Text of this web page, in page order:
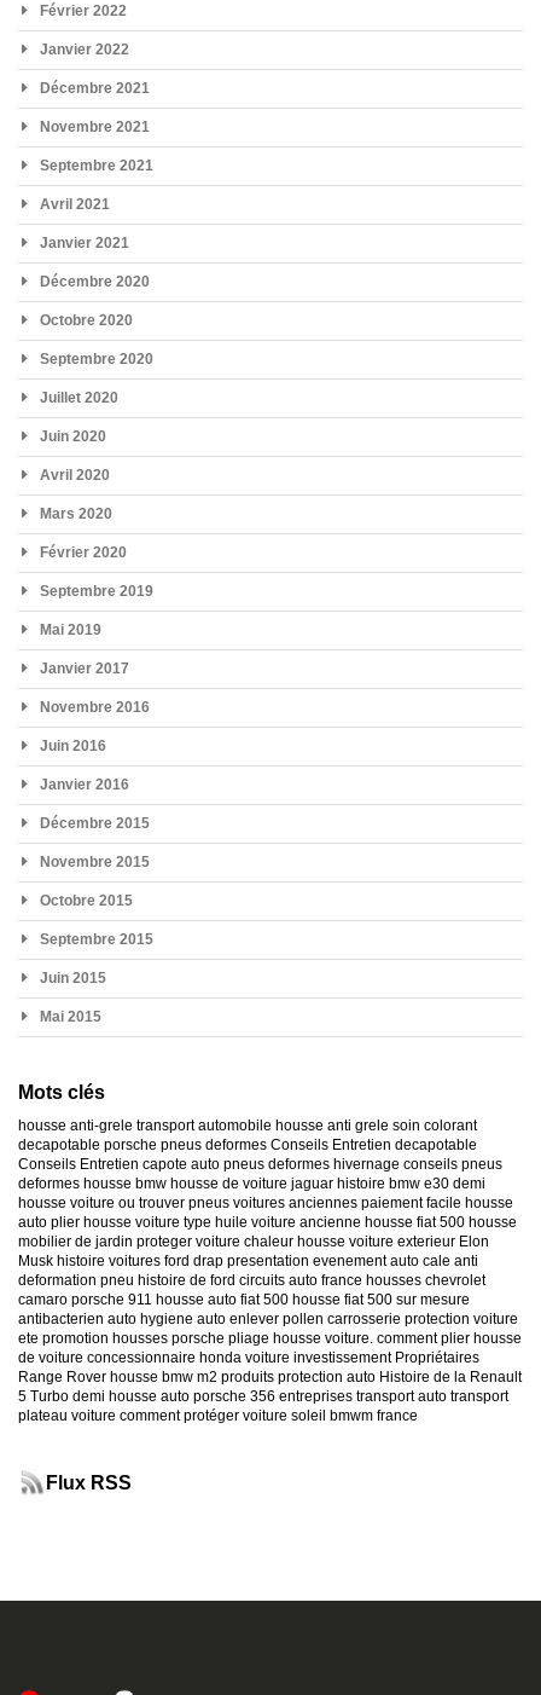
Février 2022
Janvier 2022
Décembre 2021
Novembre 2021
Septembre 2021
Avril 2021
Janvier 2021
Décembre 2020
Octobre 2020
Septembre 2020
Juillet 2020
Juin 2020
Avril 2020
Mars 2020
Février 2020
Septembre 2019
Mai 2019
Janvier 2017
Novembre 2016
Juin 2016
Janvier 2016
Décembre 2015
Novembre 2015
Octobre 2015
Septembre 2015
Juin 2015
Mai 2015
Mots clés
housse anti-grele transport automobile housse anti grele soin colorant
decapotable porsche pneus deformes Conseils Entretien decapotable
Conseils Entretien capote auto pneus deformes hivernage conseils pneus
deformes housse bmw housse de voiture jaguar histoire bmw e30 demi
housse voiture ou trouver pneus voitures anciennes paiement facile housse
auto plier housse voiture type huile voiture ancienne housse fiat 500 housse
mobilier de jardin proteger voiture chaleur housse voiture exterieur Elon
Musk histoire voitures ford drap presentation evenement auto cale anti
deformation pneu histoire de ford circuits auto france housses chevrolet
camaro porsche 911 housse auto fiat 500 housse fiat 500 sur mesure
antibacterien auto hygiene auto enlever pollen carrosserie protection voiture
ete promotion housses porsche pliage housse voiture. comment plier housse
de voiture concessionnaire honda voiture investissement Propriétaires
Range Rover housse bmw m2 produits protection auto Histoire de la Renault
5 Turbo demi housse auto porsche 356 entreprises transport auto transport
plateau voiture comment protéger voiture soleil bmwm france
Flux RSS